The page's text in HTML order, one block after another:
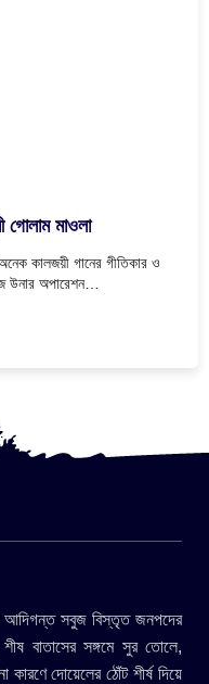
মাওলা
কালজয়ী গানের গীতিকার ও
অপারেশন…
আদিগন্ত সবুজ বিস্তৃত জনপদের
বাতাসের সঙ্গমে সুর তোলে,
দোয়েলের ঠোঁট শীর্ষ দিয়ে